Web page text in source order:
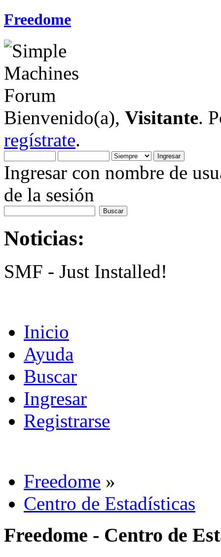
Freedome
Bienvenido(a), Visitante.
regístrate.
Ingresar con nombre de
de la sesión
Noticias:
SMF - Just Installed!
Inicio
Ayuda
Buscar
Ingresar
Registrarse
Freedome »
Centro de Estadísticas
Freedome - Centro de